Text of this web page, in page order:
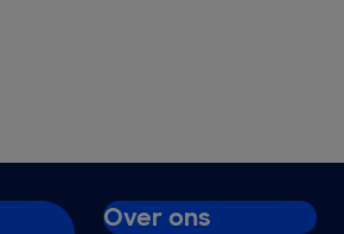
Over ons